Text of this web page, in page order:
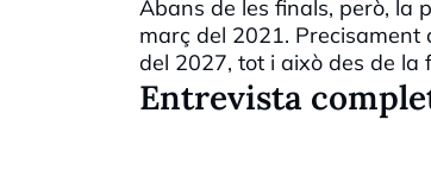
Abans de les finals, però, la
març del 2021.
del 2027, tot i això des de la
Entrevista